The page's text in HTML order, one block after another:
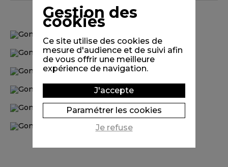
Gestion des
cookies
Ce site utilise des cookies de
mesure d'audience et de suivi afin
de vous offrir une meilleure
expérience de navigation.
J'accepte
Paramétrer les cookies
Je refuse